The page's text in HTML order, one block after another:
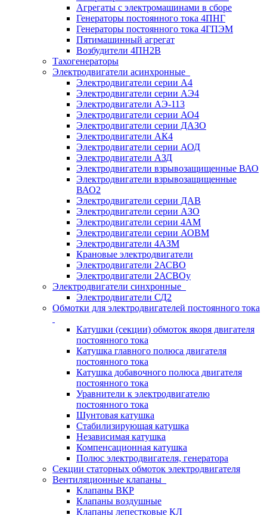
Агрегаты с электромашинами в сборе
Генераторы постоянного тока 4ПНГ
Генераторы постоянного тока 4ГПЭМ
Пятимашинный агрегат
Возбудители 4ПН2В
Тахогенераторы
Электродвигатели асинхронные
Электродвигатели серии А4
Электродвигатели серии АЭ4
Электродвигатели АЭ-113
Электродвигатели серии АО4
Электродвигатели серии ДАЗО
Электродвигатели АК4
Электродвигатели серии АОД
Электродвигатели АЗД
Электродвигатели взрывозащищенные ВАО
Электродвигатели взрывозащищенные
ВАО2
Электродвигатели серии ДАВ
Электродвигатели серии АЗО
Электродвигатели серии 4АМ
Электродвигатели серии АОВМ
Электродвигатели 4АЗМ
Крановые электродвигатели
Электродвигатели 2АСВО
Электродвигатели 2АСВОу
Электродвигатели синхронные
Электродвигатели СД2
Обмотки для электродвигателей постоянного тока
Катушки (секции) обмоток якоря двигателя
постоянного тока
Катушка главного полюса двигателя
постоянного тока
Катушка добавочного полюса двигателя
постоянного тока
Уравнители к электродвигателю
постоянного тока
Шунтовая катушка
Стабилизирующая катушка
Независимая катушка
Компенсационная катушка
Полюс электродвигателя, генератора
Секции статорных обмоток электродвигателя
Вентиляционные клапаны
Клапаны ВКР
Клапаны воздушные
Клапаны лепестковые КЛ